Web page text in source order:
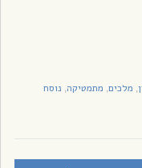
, מלכים, מתמטיקה, נוסח